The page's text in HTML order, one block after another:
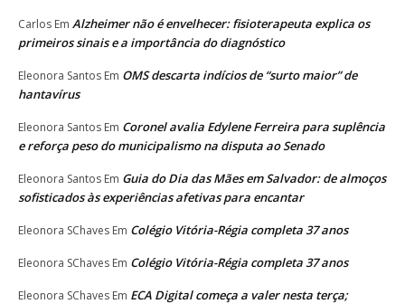
Carlos Em Alzheimer não é envelhecer: fisioterapeuta explica os
primeiros sinais e a importância do diagnóstico
Eleonora Santos Em OMS descarta indícios de “surto maior” de
hantavírus
Eleonora Santos Em Coronel avalia Edylene Ferreira para suplência
e reforça peso do municipalismo na disputa ao Senado
Eleonora Santos Em Guia do Dia das Mães em Salvador: de almoços
sofisticados às experiências afetivas para encantar
Eleonora SChaves Em Colégio Vitória-Régia completa 37 anos
Eleonora SChaves Em Colégio Vitória-Régia completa 37 anos
Eleonora SChaves Em ECA Digital começa a valer nesta terça;